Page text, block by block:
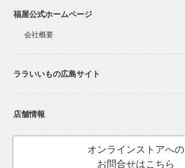
福屋公式ホームページ
会社概要
ララいいもの広島サイト
店舗情報
オンラインストアへの
お問合せはこちら